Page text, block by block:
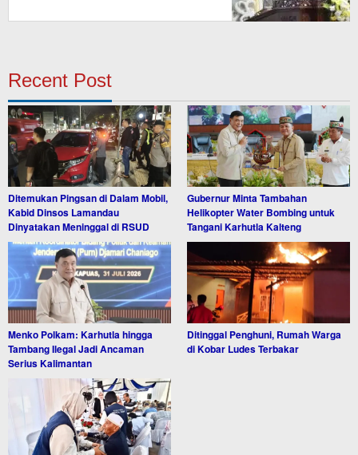
Recent Post
Ditemukan Pingsan di Dalam Mobil,
Kabid Dinsos Lamandau
Dinyatakan Meninggal di RSUD
Gubernur Minta Tambahan
Helikopter Water Bombing untuk
Tangani Karhutla Kalteng
Menko Polkam: Karhutla hingga
Tambang Ilegal Jadi Ancaman
Serius Kalimantan
Ditinggal Penghuni, Rumah Warga
di Kobar Ludes Terbakar